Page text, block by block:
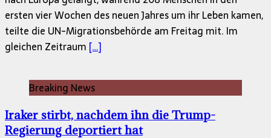
ersten vier Wochen des neuen Jahres um ihr Leben kamen,
teilte die UN-Migrationsbehörde am Freitag mit. Im
gleichen Zeitraum […]
Breaking News
Iraker stirbt, nachdem ihn die Trump-
Regierung deportiert hat